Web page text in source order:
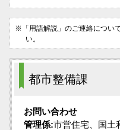
※「用語解説」のご連絡につい
い。
都市整備課
お問い合わせ
管理係:市営住宅、国土